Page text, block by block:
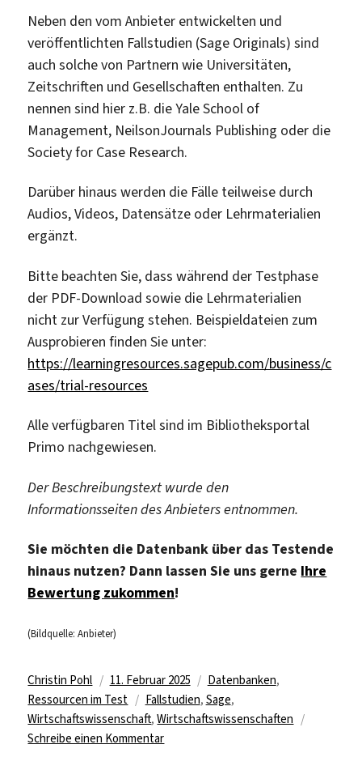
Neben den vom Anbieter entwickelten und
veröffentlichten Fallstudien (Sage Originals) sind
auch solche von Partnern wie Universitäten,
Zeitschriften und Gesellschaften enthalten. Zu
nennen sind hier z.B. die Yale School of
Management, NeilsonJournals Publishing oder die
Society for Case Research.
Darüber hinaus werden die Fälle teilweise durch
Audios, Videos, Datensätze oder Lehrmaterialien
ergänzt.
Bitte beachten Sie, dass während der Testphase
der PDF-Download sowie die Lehrmaterialien
nicht zur Verfügung stehen. Beispieldateien zum
Ausprobieren finden Sie unter:
https://learningresources.sagepub.com/business/c
ases/trial-resources
Alle verfügbaren Titel sind im Bibliotheksportal
Primo nachgewiesen.
Der Beschreibungstext wurde den
Informationsseiten des Anbieters entnommen.
Sie möchten die Datenbank über das Testende
hinaus nutzen? Dann lassen Sie uns gerne Ihre
Bewertung zukommen!
(Bildquelle: Anbieter)
Autor
Christin Pohl
Veröffentlicht
am
11. Februar 2025 Kategorien
Datenbanken,
Ressourcen im Test
Schlagwörter
Fallstudien, Sage,
Wirtschaftswissenschaft,Wirtschaftswissenschaften
Schreibe einen Kommentarzu